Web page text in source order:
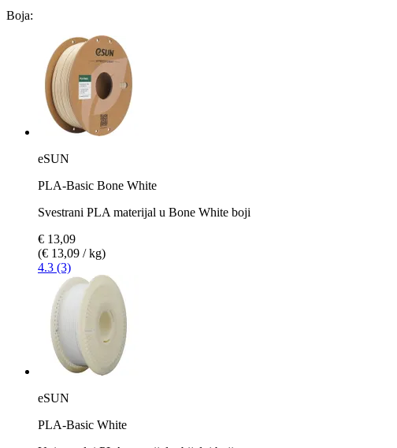
Boja:
eSUN
PLA-Basic Bone White
Svestrani PLA materijal u Bone White boji
€ 13,09
(€ 13,09 / kg)
4.3 (3)
eSUN
PLA-Basic White